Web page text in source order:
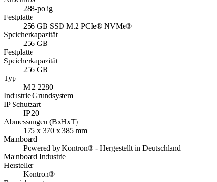
288-polig
Festplatte
256 GB SSD M.2 PCIe® NVMe®
Speicherkapazität
256 GB
Festplatte
Speicherkapazität
256 GB
Typ
M.2 2280
Industrie Grundsystem
IP Schutzart
IP 20
Abmessungen (BxHxT)
175 x 370 x 385 mm
Mainboard
Powered by Kontron® - Hergestellt in Deutschland
Mainboard Industrie
Hersteller
Kontron®